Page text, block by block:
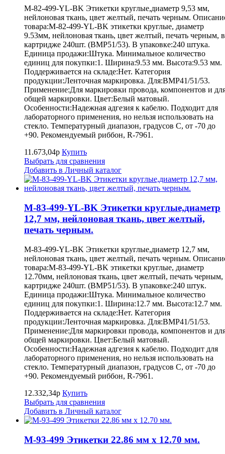
M-82-499-YL-BK Этикетки круглые,диаметр 9,53 мм,
нейлоновая ткань, цвет желтый, печать черным.
товара:M-82-499-YL-BK этикетки круглые, диаметр
9.53мм, нейлоновая ткань, цвет желтый, печать черным, в
картридже 240шт. (BMP51/53). В упаковке:240 штука.
Единица продажи:Штука. Минимальное количество
единиц для покупки:1. Ширина:9.53 мм. Высота:9.53 мм.
Поддерживается на складе:Нет. Категория
продукции:Ленточная маркировка. Для:BMP41/51/53.
Применение:Для маркировки провода, компонентов и
общей маркировки. Цвет:Белый матовый.
Особенности:Надежная адгезия к кабелю. Подходит для
лабораторного применения, но нельзя использовать на
стекло. Температурный диапазон, градусов С, от -70 до
+90. Рекомендуемый риббон, R-7961.
11.673,04р Купить
Выбрать для сравнения
Добавить в Личный каталог
M-83-499-YL-BK Этикетки круглые,диаметр
12,7 мм, нейлоновая ткань, цвет желтый,
печать черным.
M-83-499-YL-BK Этикетки круглые,диаметр 12,7 мм,
нейлоновая ткань, цвет желтый, печать черным.
товара:M-83-499-YL-BK этикетки круглые, диаметр
12.70мм, нейлоновая ткань, цвет желтый, печать черным,
картридже 240шт. (BMP51/53). В упаковке:240 штук.
Единица продажи:Штука. Минимальное количество
единиц для покупки:1. Ширина:12.7 мм. Высота:12.7 мм.
Поддерживается на складе:Нет. Категория
продукции:Ленточная маркировка. Для:BMP41/51/53.
Применение:Для маркировки провода, компонентов и
общей маркировки. Цвет:Белый матовый.
Особенности:Надежная адгезия к кабелю. Подходит для
лабораторного применения, но нельзя использовать на
стекло. Температурный диапазон, градусов С, от -70 до
+90. Рекомендуемый риббон, R-7961.
12.332,34р Купить
Выбрать для сравнения
Добавить в Личный каталог
M-93-499 Этикетки 22.86 мм х 12.70 мм.